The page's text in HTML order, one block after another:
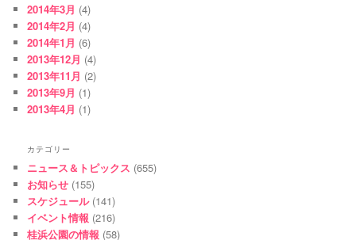
2014年3月 (4)
2014年2月 (4)
2014年1月 (6)
2013年12月 (4)
2013年11月 (2)
2013年9月 (1)
2013年4月 (1)
カテゴリー
ニュース＆トピックス (655)
お知らせ (155)
スケジュール(141)
イベント情報 (216)
桂浜公園の情報 (58)